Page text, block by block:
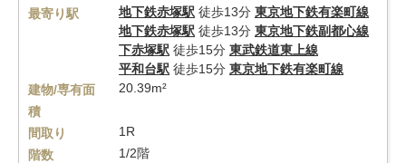
最寄り駅
地下鉄赤塚駅 徒歩13分 東京地下鉄有楽町線
地下鉄赤塚駅 徒歩13分 東京地下鉄副都心線
下赤塚駅 徒歩15分 東武鉄道東上線
平和台駅 徒歩15分 東京地下鉄有楽町線
建物/専有面
積
20.39m²
間取り
1R
階数
1/2階